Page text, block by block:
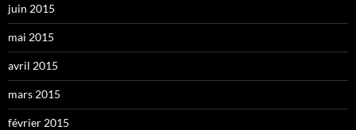
juin 2015
mai 2015
avril 2015
mars 2015
février 2015